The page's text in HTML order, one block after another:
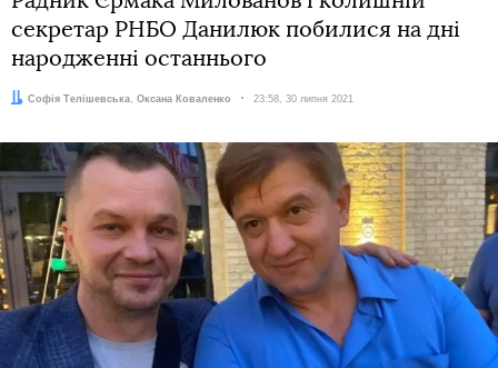
секретар РНБО Данилюк побилися на дні
народженні останнього
Автори:
Софія Телішевська Оксана Коваленко Дата:
23:58, 30 липня 2021